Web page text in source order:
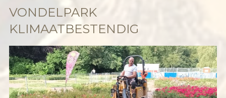
VONDELPARK
KLIMAATBESTENDIG